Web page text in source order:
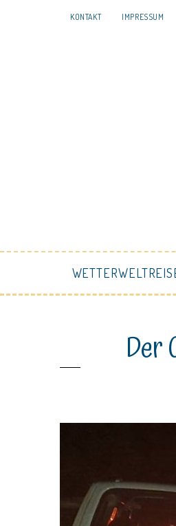
KONTAKT IMPRESSUM
Der